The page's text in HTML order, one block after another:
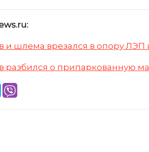
и шлема врезался в опору
разбился о припаркованную